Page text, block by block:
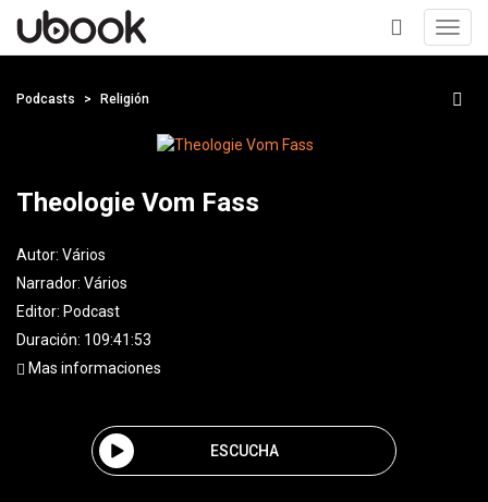
+
Podcasts Religión
Theologie Vom Fass
Autor: Vários
Narrador: Vários
Editor: Podcast
Duración: 109:41:53
Mas informaciones
ESCUCHA